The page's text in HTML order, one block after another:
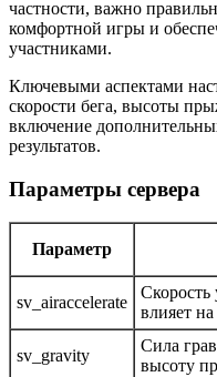
частности, важно
комфортной игры и
участниками.
Ключевыми аспектами
скорости бега, высоты
включение
результатов.
Параметры сервера
Параметр
sv_airaccelerate
Скорость
влияет
sv_gravity
Сила
высоту